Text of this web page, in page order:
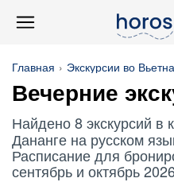
Главная Экскурсии во
Вечерние
Найдено 8 экскурсий в
Дананге на русском
Расписание для
сентябрь и октябрь